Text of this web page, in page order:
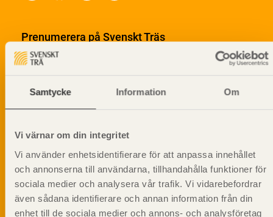
Samtycke Information Om
Vi värnar om din integritet
Vi använder enhetsidentifierare för att anpassa innehållet
och annonserna till användarna, tillhandahålla funktioner för
sociala medier och analysera vår trafik. Vi vidarebefordrar
även sådana identifierare och annan information från din
enhet till de sociala medier och annons- och analysföretag
Prenumerera på Svenskt Träs
informationsutskick!